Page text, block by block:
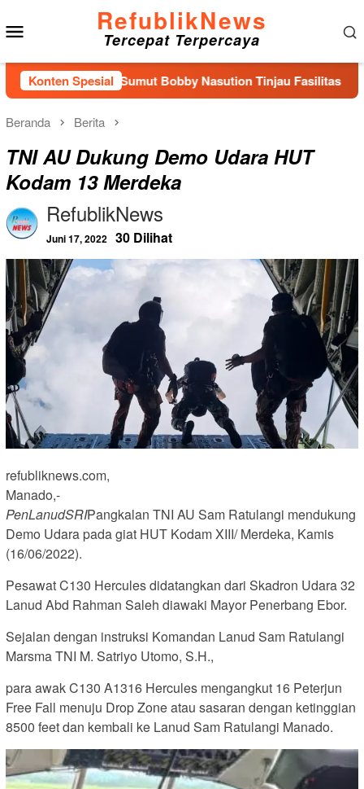
ke
konten
RefublikNews
Tercepat Terpercaya
Konten Spesial
Sumut Bobby Nasution Tinjau Fasilitas Kesehatan
Beranda Berita
TNI AU Dukung Demo Udara HUT
Kodam 13 Merdeka
RefublikNews
Juni 17, 2022 30 Dilihat
refubliknews.com,
Manado,-
PenLanudSRIPangkalan TNI AU Sam Ratulangi mendukung
Demo Udara pada giat HUT Kodam XIII/ Merdeka, Kamis
(16/06/2022).
Pesawat C130 Hercules didatangkan dari Skadron Udara 32
Lanud Abd Rahman Saleh diawaki Mayor Penerbang Ebor.
Sejalan dengan instruksi Komandan Lanud Sam Ratulangi
Marsma TNI M. Satriyo Utomo, S.H.,
para awak C130 A1316 Hercules mengangkut 16 Peterjun
Free Fall menuju Drop Zone atau sasaran dengan ketinggian
8500 feet dan kembali ke Lanud Sam Ratulangi Manado.